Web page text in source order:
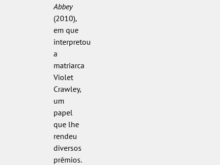
Abbey
(2010),
em que
interpretou
a
matriarca
Violet
Crawley,
um
papel
que lhe
rendeu
diversos
prêmios.